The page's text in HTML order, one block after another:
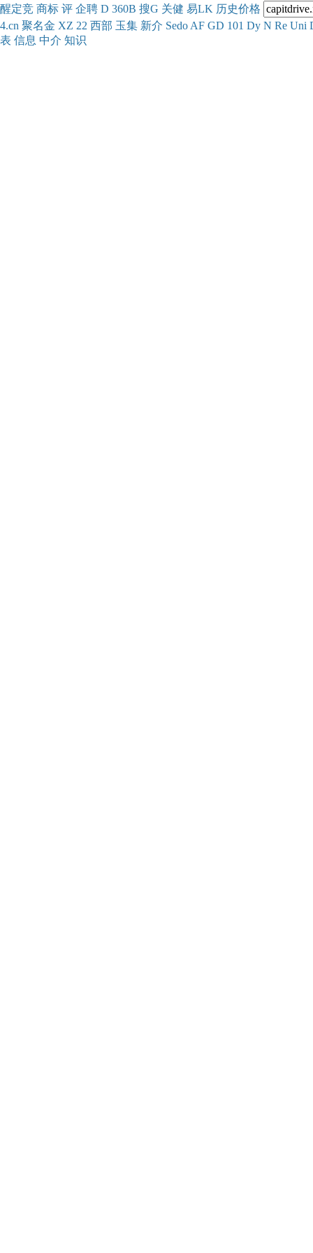
醒定竞 商标 评 企聘 D 360B 搜G 关健 易LK 历史价格
4.cn 聚名金 XZ 22 西部 玉集 新介 Sedo AF GD 101 Dy N Re Uni
表 信息 中介 知识